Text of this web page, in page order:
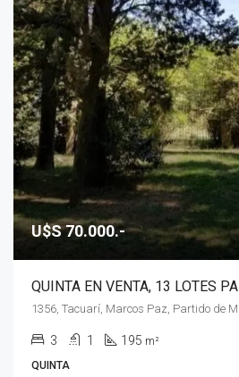
U$S 70.000.-
QUINTA EN VENTA, 13 LOTES
3 1 195 m²
QUINTA